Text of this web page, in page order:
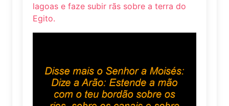
lagoas e faze subir rãs sobre a terra do
Egito.